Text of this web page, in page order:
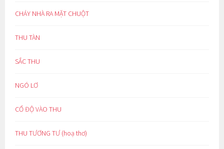
CHÁY NHÀ RA MẶT CHUỘT
THU TÀN
SẮC THU
NGÓ LƠ
CỔ ĐỘ VÀO THU
THU TƯƠNG TƯ (hoạ thơ)